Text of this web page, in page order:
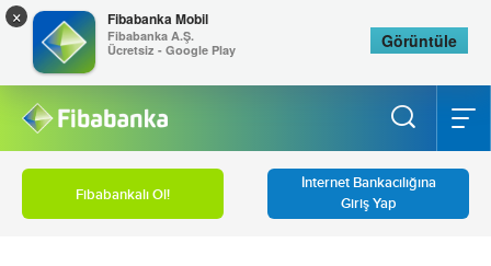
Fibabankalı Ol!
İnternet Bankacılığına
Giriş Yap
× Fibabanka Mobil
Fibabanka A.Ş.
Ücretsiz - Google Play
Görüntüle